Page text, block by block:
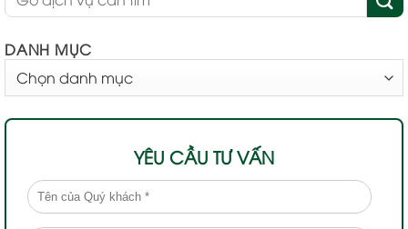
DANH MỤC
MỤC
YÊU CẦU TƯ VẤN